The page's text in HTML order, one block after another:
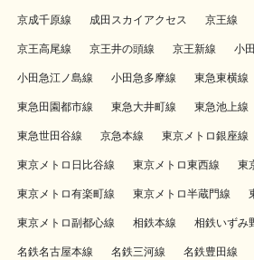
京成千原線 成田スカイアクセス 京王線
京王高尾線 京王井の頭線 京王新線 小
小田急江ノ島線 小田急多摩線 東急東横線
東急田園都市線 東急大井町線 東急池上線
東急世田谷線 京急本線 東京メトロ銀座線
東京メトロ日比谷線 東京メトロ東西線 東
東京メトロ有楽町線 東京メトロ半蔵門線
東京メトロ副都心線 相鉄本線 相鉄いずみ
名鉄名古屋本線 名鉄三河線 名鉄豊田線